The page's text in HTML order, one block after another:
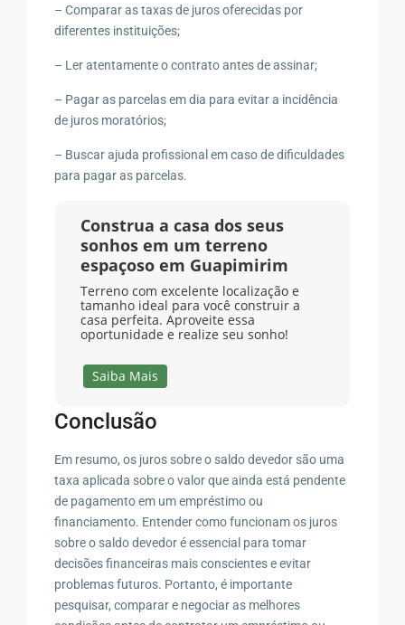
– Comparar as taxas de juros oferecidas por
diferentes instituições;
– Ler atentamente o contrato antes de assinar;
– Pagar as parcelas em dia para evitar a incidência
de juros moratórios;
– Buscar ajuda profissional em caso de dificuldades
para pagar as parcelas.
Construa a casa dos seus
sonhos em um terreno
espaçoso em Guapimirim
Terreno com excelente localização e
tamanho ideal para você construir a
casa perfeita. Aproveite essa
oportunidade e realize seu sonho!
Saiba Mais
Conclusão
Em resumo, os juros sobre o saldo devedor são uma
taxa aplicada sobre o valor que ainda está pendente
de pagamento em um empréstimo ou
financiamento. Entender como funcionam os juros
sobre o saldo devedor é essencial para tomar
decisões financeiras mais conscientes e evitar
problemas futuros. Portanto, é importante
pesquisar, comparar e negociar as melhores